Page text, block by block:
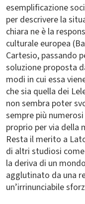
esemplificazione
per descrivere la
chiara ne è la
culturale europea
Cartesio, passando
soluzione proposta
modi in cui essa
che sia quella dei
non sembra poter
sempre più
proprio per via della
Resta il merito a
di altri studiosi
la deriva di un
agglutinato da una
un’irrinunciabile